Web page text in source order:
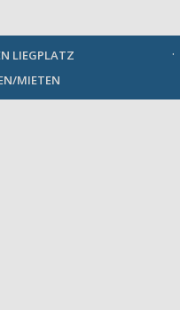
LIEGPLATZ
MIETEN